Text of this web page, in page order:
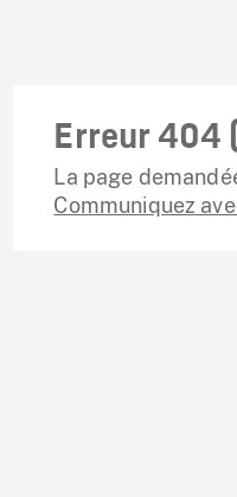
Erreur 404
La page
Communiquez